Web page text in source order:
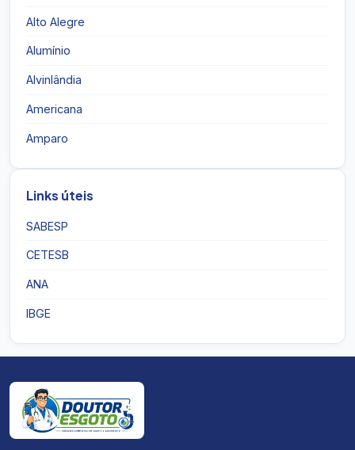
Alto Alegre
Alumínio
Alvinlândia
Americana
Amparo
Links úteis
SABESP
CETESB
ANA
IBGE